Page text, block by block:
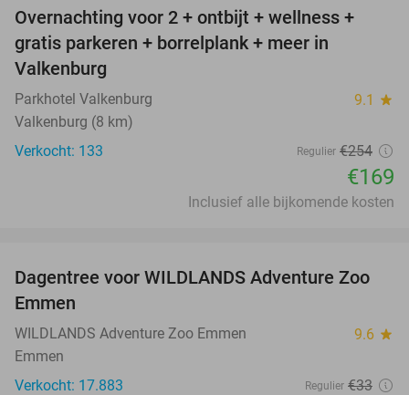
33%
Overnachting voor 2 + ontbijt + wellness +
gratis parkeren + borrelplank + meer in
Valkenburg
Parkhotel Valkenburg 9.1 star
Valkenburg (8 km)
Verkocht: 133
Regulier €254
€169
Inclusief alle bijkomende kosten
24%
Dagentree voor WILDLANDS Adventure Zoo
Emmen
WILDLANDS Adventure Zoo Emmen 9.6 star
Emmen
Verkocht: 17.883
Regulier €33